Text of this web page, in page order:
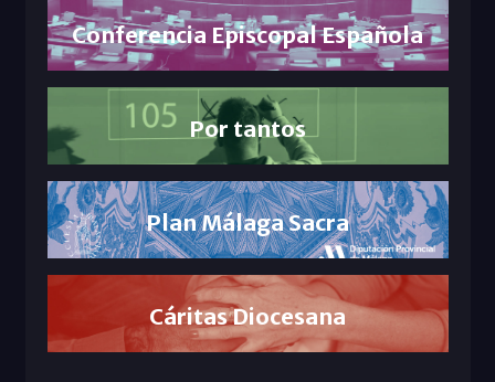
Conferencia Episcopal Española
Por tantos
Plan Málaga Sacra
Cáritas Diocesana